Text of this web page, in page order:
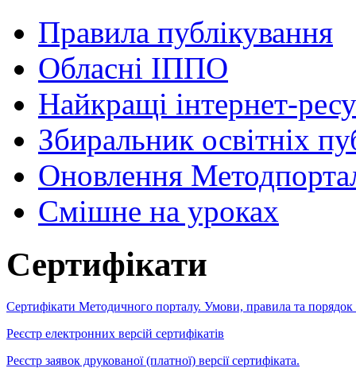
Правила публікування
Обласні ІППО
Найкращі інтернет-
Збиральник освітніх
Оновлення
Cмішне на уроках
Сертифікати
Сертифікати Методичного порталу. Умови, правила та порядок
Реєстр електронних версій сертифікатів
Реєстр заявок друкованої (платної) версії сертифіката.